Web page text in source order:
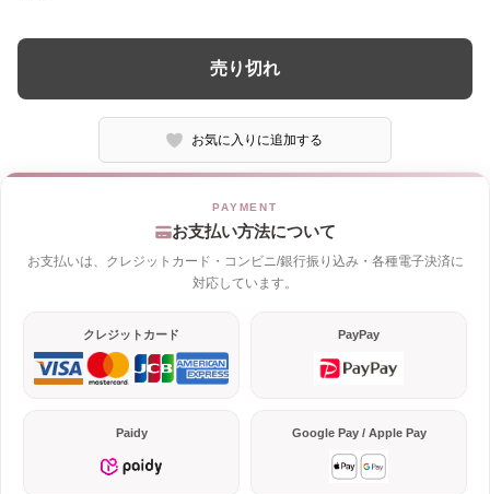
売り切れ
お気に入りに追加する
お支払い方法について
お支払いは、クレジットカード・コンビニ/銀行振り込み・各種電子決済に
対応しています。
クレジットカード PayPay
Paidy Google Pay / Apple Pay